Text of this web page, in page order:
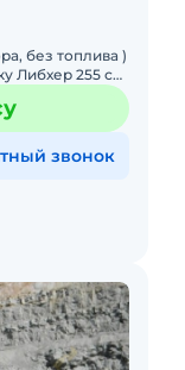
без топлива )
Либхер 255 с
готова
звонок